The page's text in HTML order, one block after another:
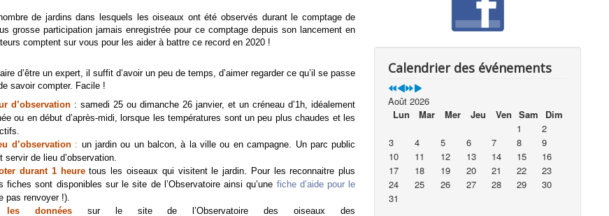
de jardins dans lesquels les oiseaux ont été observés durant le comptage de
grosse participation jamais enregistrée pour ce comptage depuis son lancement en
comptent sur vous pour les aider à battre ce record en 2020 !
d’être un expert, il suffit d’avoir un peu de temps, d’aimer regarder ce qu’il se passe
savoir compter. Facile !
d’observation : samedi 25 ou dimanche 26 janvier, et un créneau d’1h, idéalement
ou en début d’après-midi, lorsque les températures sont un peu plus chaudes et les
d’observation: un jardin ou un balcon, à la ville ou en campagne. Un parc public
servir de lieu d’observation.
durant 1 heuretous les oiseaux qui visitent le jardin. Pour les reconnaitre plus
fiches sont disponibles sur le site de l’Observatoire ainsi qu’une fiche d’aide pour le
pas renvoyer !).
les données
sur le site de l’Observatoire des oiseaux des
Calendrier des événements
Août 2026
Lun
Mar Mer Jeu Ven Sam
Dim
1
2
3
4 5 6 7 8
9
10
11 12 13 14 15
16
17
18 19 20 21 22
23
24
25 26 27 28 29
30
31